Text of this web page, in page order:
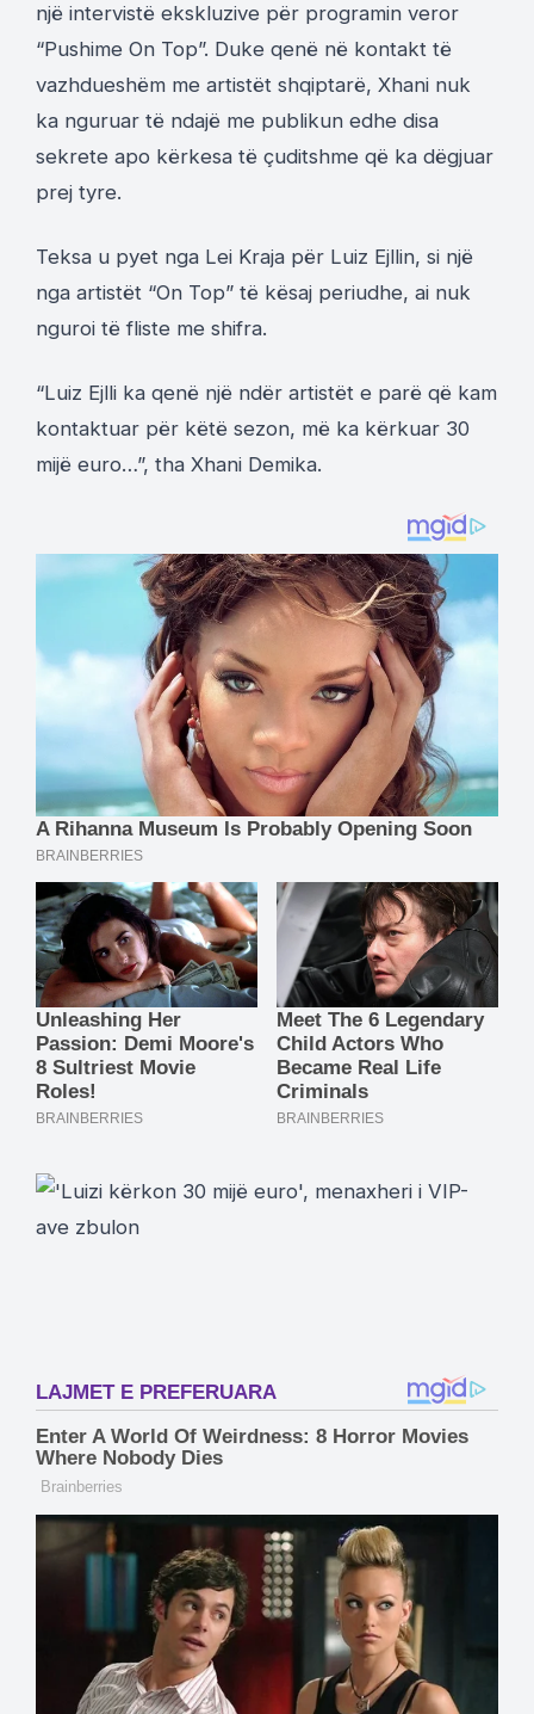
një intervistë ekskluzive për programin veror
“Pushime On Top”. Duke qenë në kontakt të
vazhdueshëm me artistët shqiptarë, Xhani nuk
ka nguruar të ndajë me publikun edhe disa
sekrete apo kërkesa të çuditshme që ka dëgjuar
prej tyre.
Teksa u pyet nga Lei Kraja për Luiz Ejllin, si një
nga artistët “On Top” të kësaj periudhe, ai nuk
nguroi të fliste me shifra.
“Luiz Ejlli ka qenë një ndër artistët e parë që kam
kontaktuar për këtë sezon, më ka kërkuar 30
mijë euro…”, tha Xhani Demika.